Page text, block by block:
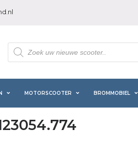
Producten
zoeken
MOTORSCOOTER BROMMOBIEL